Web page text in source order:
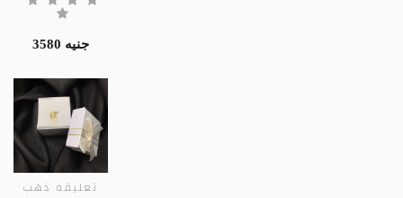
3580 جنيه
تعليقه ذهب